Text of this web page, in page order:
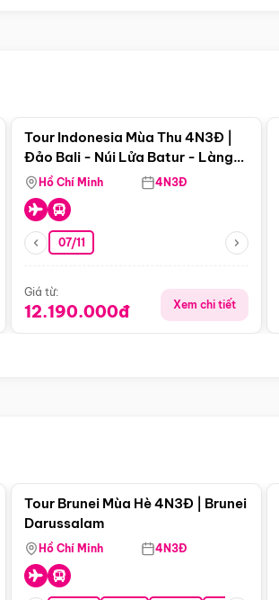
Tour Indonesia Mùa Thu 4N3Đ |
Đảo Bali - Núi Lửa Batur - Làng
Penglipuran
Hồ Chí Minh 4N3Đ
07/11
Giá từ:
12.190.000đ Xem chi tiết
Tour Brunei Mùa Hè 4N3Đ | Brunei
Darussalam
Hồ Chí Minh 4N3Đ